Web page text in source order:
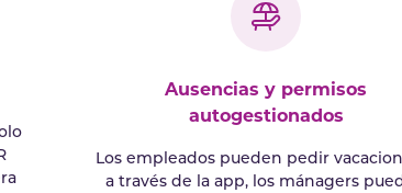
Ausencias y permisos
autogestionados
Los empleados pueden pedir
a través de la app, los mánagers